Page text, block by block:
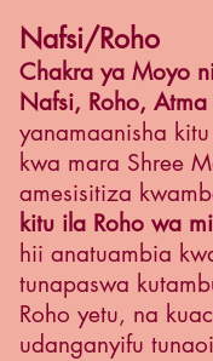
Nafsi/Roho
Chakra ya Moyo
Nafsi, Roho, Atma
yanamaanisha
kwa mara Shree
amesisitiza
kitu ila Roho wa
hii anatuambia
tunapaswa
Roho yetu, na
udanganyifu